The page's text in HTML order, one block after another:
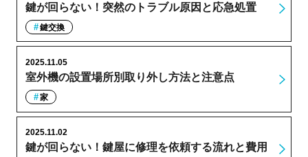
鍵が回らない！突然のトラブル原因と応急処置
鍵交換
室外機の設置場所別取り外し方法と注意点
2025.11.05
家
鍵が回らない！鍵屋に修理を依頼する流れと費用
2025.11.02